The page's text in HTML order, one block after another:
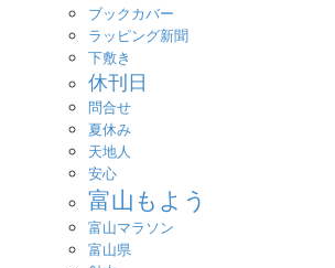
ブックカバー
ラッピング新聞
下敷き
休刊日
問合せ
夏休み
天地人
安心
富山もよう
富山マラソン
富山県